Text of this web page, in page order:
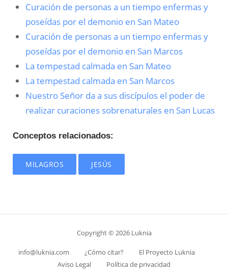
Curación de personas a un tiempo enfermas y
poseídas por el demonio en San Mateo
Curación de personas a un tiempo enfermas y
poseídas por el demonio en San Marcos
La tempestad calmada en San Mateo
La tempestad calmada en San Marcos
Nuestro Señor da a sus discípulos el poder de
realizar curaciones sobrenaturales en San Lucas
Conceptos relacionados:
MILAGROS JESÚS
Copyright © 2026 Luknia
info@luknia.com ¿Cómo citar?
El Proyecto Luknia
Aviso Legal
Política de privacidad